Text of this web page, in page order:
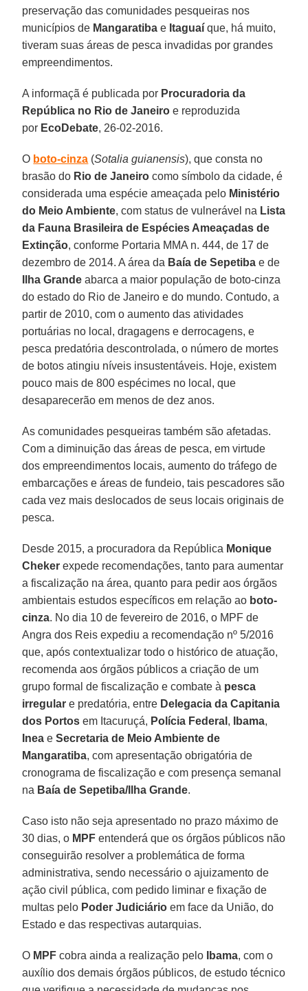
preservação das comunidades pesqueiras nos
municípios de Mangaratiba e Itaguaí que, há muito,
tiveram suas áreas de pesca invadidas por grandes
empreendimentos.
A informaçã é publicada por Procuradoria da
República no Rio de Janeiro e reproduzida
por EcoDebate, 26-02-2016.
O boto-cinza (Sotalia guianensis), que consta no
brasão do Rio de Janeiro como símbolo da cidade, é
considerada uma espécie ameaçada pelo Ministério
do Meio Ambiente, com status de vulnerável na Lista
da Fauna Brasileira de Espécies Ameaçadas de
Extinção, conforme Portaria MMA n. 444, de 17 de
dezembro de 2014. A área da Baía de Sepetiba e de
Ilha Grande abarca a maior população de boto-cinza
do estado do Rio de Janeiro e do mundo. Contudo, a
partir de 2010, com o aumento das atividades
portuárias no local, dragagens e derrocagens, e
pesca predatória descontrolada, o número de mortes
de botos atingiu níveis insustentáveis. Hoje, existem
pouco mais de 800 espécimes no local, que
desaparecerão em menos de dez anos.
As comunidades pesqueiras também são afetadas.
Com a diminuição das áreas de pesca, em virtude
dos empreendimentos locais, aumento do tráfego de
embarcações e áreas de fundeio, tais pescadores são
cada vez mais deslocados de seus locais originais de
pesca.
Desde 2015, a procuradora da República Monique
Cheker expede recomendações, tanto para aumentar
a fiscalização na área, quanto para pedir aos órgãos
ambientais estudos específicos em relação ao boto-
cinza. No dia 10 de fevereiro de 2016, o MPF de
Angra dos Reis expediu a recomendação nº 5/2016
que, após contextualizar todo o histórico de atuação,
recomenda aos órgãos públicos a criação de um
grupo formal de fiscalização e combate à pesca
irregular e predatória, entre Delegacia da Capitania
dos Portos em Itacuruçá, Polícia Federal , Ibama,
Inea eSecretaria de Meio Ambiente de
Mangaratiba, com apresentação obrigatória de
cronograma de fiscalização e com presença semanal
na Baía de Sepetiba/Ilha Grande.
Caso isto não seja apresentado no prazo máximo de
30 dias, o MPF entenderá que os órgãos públicos não
conseguirão resolver a problemática de forma
administrativa, sendo necessário o ajuizamento de
ação civil pública, com pedido liminar e fixação de
multas pelo Poder Judiciário em face da União, do
Estado e das respectivas autarquias.
O MPF cobra ainda a realização pelo Ibama, com o
auxílio dos demais órgãos públicos, de estudo técnico